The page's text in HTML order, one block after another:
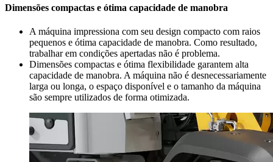
Dimensões compactas e ótima capacidade de manobra
A máquina impressiona com seu design compacto com raios
pequenos e ótima capacidade de manobra. Como resultado,
trabalhar em condições apertadas não é problema.
Dimensões compactas e ótima flexibilidade garantem alta
capacidade de manobra. A máquina não é desnecessariamente
larga ou longa, o espaço disponível e o tamanho da máquina
são sempre utilizados de forma otimizada.